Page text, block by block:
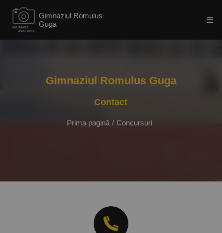
Gimnaziul Romulus
Guga
Gimnaziul Romulus Guga
Contact
Prima pagină / Concursuri